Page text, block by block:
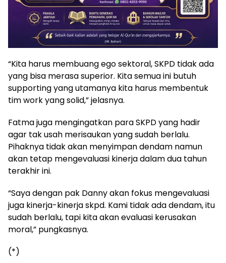
“Kita harus membuang ego sektoral, SKPD tidak ada
yang bisa merasa superior. Kita semua ini butuh
supporting yang utamanya kita harus membentuk
tim work yang solid,” jelasnya.
Fatma juga mengingatkan para SKPD yang hadir
agar tak usah merisaukan yang sudah berlalu.
Pihaknya tidak akan menyimpan dendam namun
akan tetap mengevaluasi kinerja dalam dua tahun
terakhir ini.
“Saya dengan pak Danny akan fokus mengevaluasi
juga kinerja-kinerja skpd. Kami tidak ada dendam, itu
sudah berlalu, tapi kita akan evaluasi kerusakan
moral,” pungkasnya.
(*)